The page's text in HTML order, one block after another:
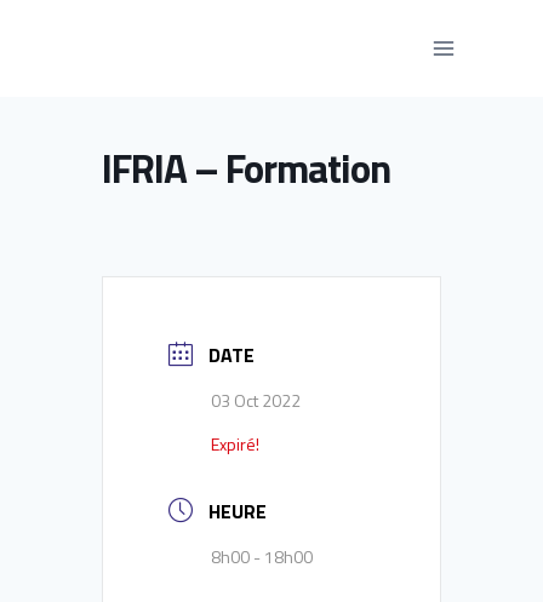
IFRIA – Formation
DATE
03 Oct 2022
Expiré!
HEURE
8h00 - 18h00